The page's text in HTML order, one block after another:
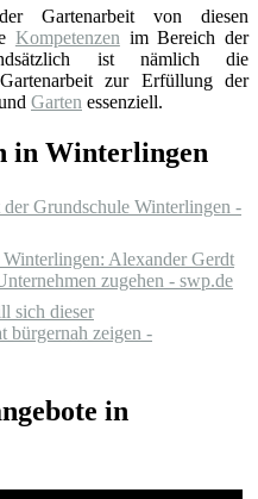
Gartenarbeit von diesen
Kompetenzen im Bereich der
ist nämlich die
zur Erfüllung der
Garten essenziell.
in Winterlingen
der Grundschule Winterlingen -
Alexander Gerdt
zugehen - swp.de
sich dieser
bürgernah zeigen -
in